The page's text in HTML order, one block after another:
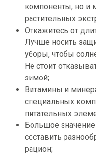
компоненты, но и
растительных
Откажитесь от
Лучше носить
уборы, чтобы
Не стоит
зимой;
Витамины и
специальных
питательных
Большое
составить
рацион;